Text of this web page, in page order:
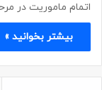
اتمام ماموریت در
بیشتر بخوانید »